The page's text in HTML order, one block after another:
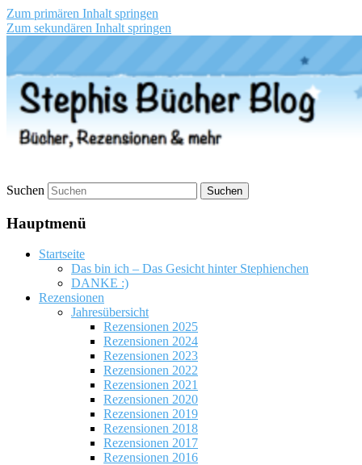
Zum primären Inhalt springen
Zum sekundären Inhalt springen
Stephis Bücher Blog
Suchen
Hauptmenü
Startseite
Das bin ich – Das Gesicht hinter Stephienchen
DANKE :)
Rezensionen
Jahresübersicht
Rezensionen 2025
Rezensionen 2024
Rezensionen 2023
Rezensionen 2022
Rezensionen 2021
Rezensionen 2020
Rezensionen 2019
Rezensionen 2018
Rezensionen 2017
Rezensionen 2016